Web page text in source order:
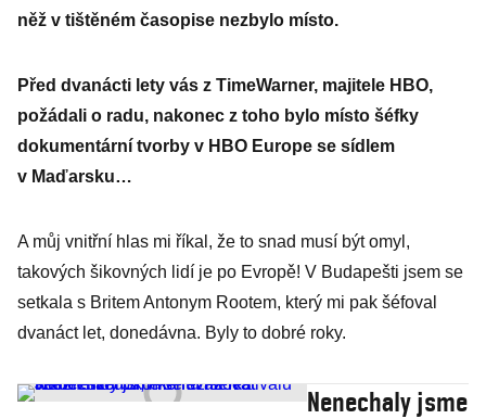
něž v tištěném časopise nezbylo místo.
Před dvanácti lety vás z TimeWarner, majitele HBO,
požádali o radu, nakonec z toho bylo místo šéfky
dokumentární tvorby v HBO Europe se sídlem
v Maďarsku…
A můj vnitřní hlas mi říkal, že to snad musí být omyl,
takových šikovných lidí je po Evropě! V Budapešti jsem se
setkala s Britem Antonym Rootem, který mi pak šéfoval
dvanáct let, donedávna. Byly to dobré roky.
Nenechaly jsme